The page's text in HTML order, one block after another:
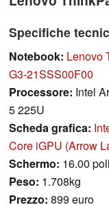
Specifiche
Notebook: Lenovo
G3-21SSS00F00
Processore: Intel
5 225U
Scheda grafica:
Core iGPU (Arrow
Schermo: 16.00
Peso: 1.708kg
Prezzo: 899 euro